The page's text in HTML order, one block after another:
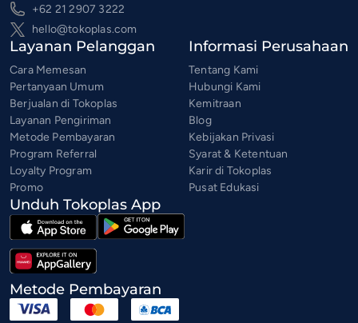
+62 21 2907 3222
hello@tokoplas.com
Layanan Pelanggan
Cara Memesan
Pertanyaan Umum
Berjualan di Tokoplas
Layanan Pengiriman
Metode Pembayaran
Program Referral
Loyalty Program
Promo
Informasi Perusahaan
Tentang Kami
Hubungi Kami
Kemitraan
Blog
Kebijakan Privasi
Syarat & Ketentuan
Karir di Tokoplas
Pusat Edukasi
Unduh Tokoplas App
Metode Pembayaran